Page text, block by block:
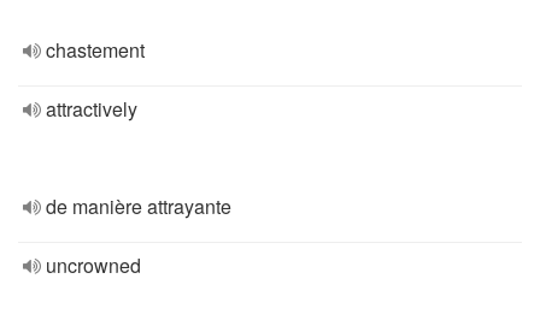
chastement
attractively
de manière attrayante
uncrowned